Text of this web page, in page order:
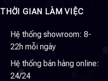
THỜI GIAN LÀM VIỆC
Hệ thống showroom: 8-
22h mỗi ngày
Hệ thống bán hàng online:
24/24